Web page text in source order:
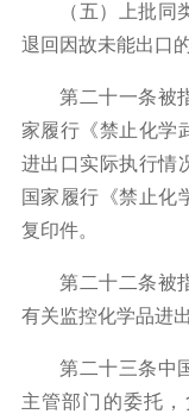
（五）上批同类
退回因故未能出口
第二十一条被指
家履行《禁止化学
进出口实际执行情
国家履行《禁止化
复印件。
第二十二条被指
有关监控化学品进
第二十三条中国
主管部门的委托